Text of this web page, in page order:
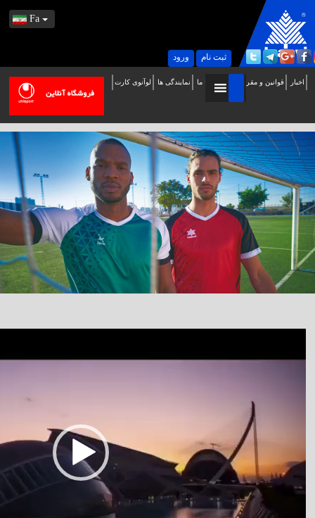
Fa
اخبار قوانین و مقررات تماس با ما نمایندگی ها لوآنوی کارت
ثبت نام ورود